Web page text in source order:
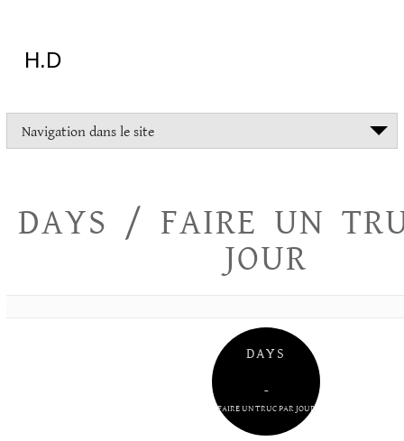
H.D
tout
essayer
Navigation dans le site
DAYS / FAIRE UN
JOUR
DAYS
–
FAIRE UN TRUC PAR JOUR